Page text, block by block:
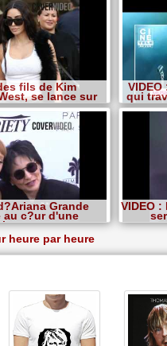
fils de Kim
se lance sur qui
Grande
c?ur d'une
VIDEO
heure par heure